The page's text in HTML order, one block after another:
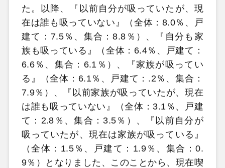
た。以降、『以前自分が吸っていたが、現
在は誰も吸っていない』（全体：8.0％、戸
建て：7.5％、集合：8.8％）、『自分も家
族も吸っている』（全体：6.4％、戸建て：
6.6％、集合：6.1％）、『家族が吸ってい
る』（全体：6.1％、戸建て：.2％、集合：
7.9％）、『以前家族が吸っていたが、現在
は誰も吸っていない』（全体：3.1％、戸建
て：2.8％、集合：3.5％）、『以前自分が
吸っていたが、現在は家族が吸っている』
（全体：1.5％、戸建て：1.9％、集合：0.
9％）となりました、このことから、現在喫